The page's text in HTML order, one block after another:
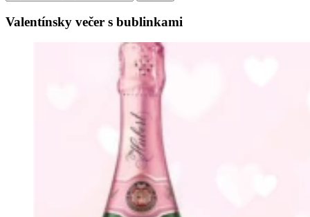
Valentínsky večer s bublinkami